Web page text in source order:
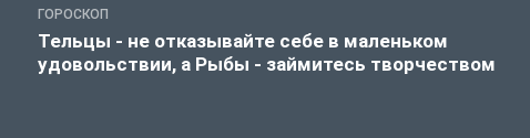
ГОРОСКОП
Тельцы - не отказывайте себе в маленьком
удовольствии, а Рыбы - займитесь творчеством